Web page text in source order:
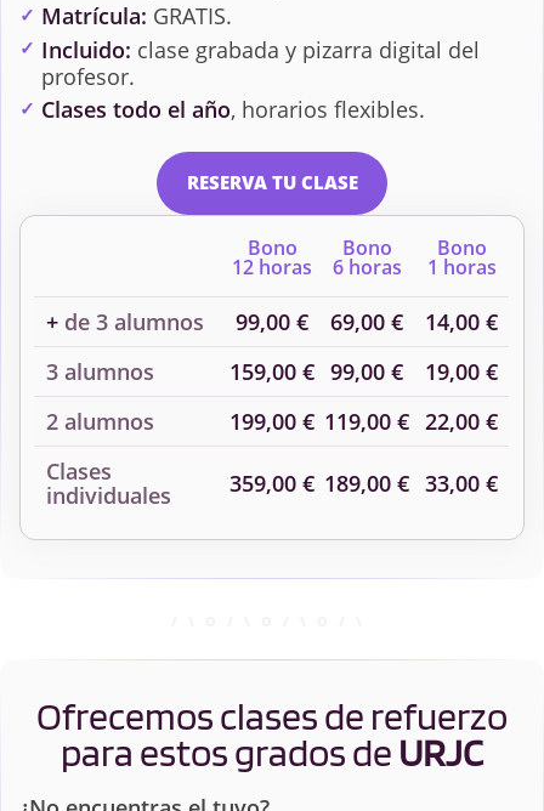
Matrícula: GRATIS.
Incluido: clase grabada y pizarra digital del
profesor.
Clases todo el año, horarios flexibles.
RESERVA TU CLASE
Bono
12 horas
Bono
6 horas
Bono
1 horas
+ de 3 alumnos 99,00 € 69,00 €
14,00 €
3 alumnos
159,00 € 99,00 €
19,00 €
2 alumnos
199,00 € 119,00 € 22,00 €
Clases
individuales
359,00 € 189,00 € 33,00 €
Ofrecemos clases de refuerzo
para estos grados de URJC